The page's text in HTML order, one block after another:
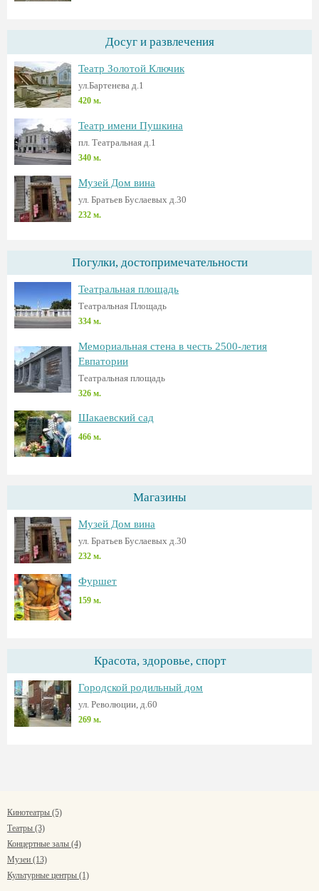
Досуг и развлечения
Театр Золотой Ключик
ул.Бартенева д.1
420 м.
Театр имени Пушкина
пл. Театральная д.1
340 м.
Музей Дом вина
ул. Братьев Буслаевых д.30
232 м.
Погулки, достопримечательности
Театральная площадь
Театральная Площадь
334 м.
Мемориальная стена в честь 2500-летия
Евпатории
Театральная площадь
326 м.
Шакаевский сад
466 м.
Магазины
Музей Дом вина
ул. Братьев Буслаевых д.30
232 м.
Фуршет
159 м.
Красота, здоровье, спорт
Городской родильный дом
ул. Революции, д.60
269 м.
Кинотеатры (5)
Театры (3)
Концертные залы (4)
Музеи (13)
Культурные центры (1)